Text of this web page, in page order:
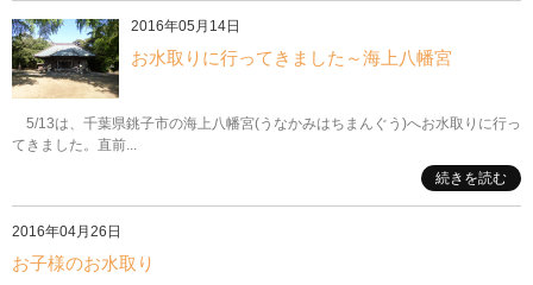
2016年05月14日
お水取りに行ってきました～海上八幡宮
5/13は、千葉県銚子市の海上八幡宮(うなかみはちまんぐう)へお水取りに行っ
てきました。直前...
続きを読む
2016年04月26日
お子様のお水取り